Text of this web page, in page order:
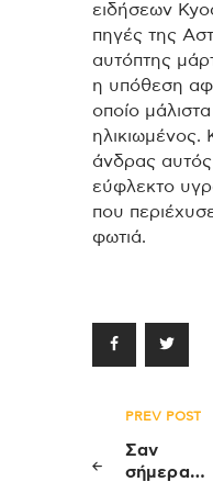
ειδήσεων
πηγές της
αυτόπτης
η υπόθεση
οποίο
ηλικιωμένος.
άνδρας
εύφλεκτο
που
φωτιά.
άρθρων
PREV POST
Σαν
σήμερα…